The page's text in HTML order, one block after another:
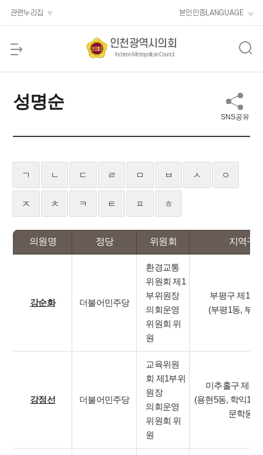
관련누리집 본인인증LANGUAGE
인천광역시의회
Incheon Metropolitan Council
성명순
SNS공유
ㄱ ㄴ ㄷ ㄹ ㅁ ㅂ ㅅ ㅇ
ㅈ ㅊ ㅋ ㅌ ㅍ ㅎ
의원명 정당 위원회 지역구
강순화 더불어민주당
환경교통
위원회 제1
부위원장
의회운영
위원회 위
원
부평구 제1선
(부평1동, 부평
강정선 더불어민주당
교육위원
회 제1부위
원장
의회운영
위원회 위
원
미추홀구 제4
(용현5동, 학익1동
문학동)